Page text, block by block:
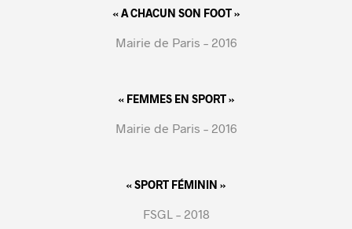
« A CHACUN SON FOOT »
Mairie de Paris – 2016
« FEMMES EN SPORT »
Mairie de Paris – 2016
« SPORT FÉMININ »
FSGL – 2018